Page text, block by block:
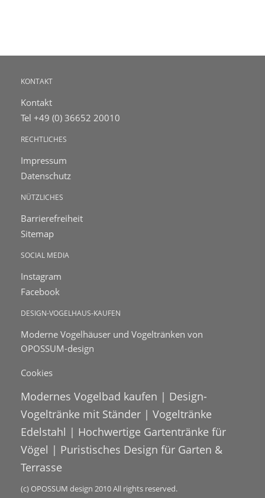
KONTAKT
Kontakt
Tel +49 (0) 36652 20010
RECHTLICHES
Impressum
Datenschutz
NÜTZLICHES
Barrierefreiheit
Sitemap
SOCIAL MEDIA
Instagram
Facebook
DESIGN-VOGELHAUS-KAUFEN
Moderne Vogelhäuser und Vogeltränken von
OPOSSUM-design
Cookies
Modernes Vogelbad kaufen | Design-
Vogeltränke mit Ständer | Vogeltränke
Edelstahl | Hochwertige Gartentränke für
Vögel | Puristisches Design für Garten &
Terrasse
(c) OPOSSUM design 2010 All rights reserved.